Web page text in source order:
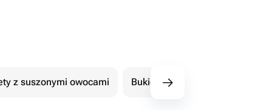
z suszonymi owocami Bukiety z czekoladowymi